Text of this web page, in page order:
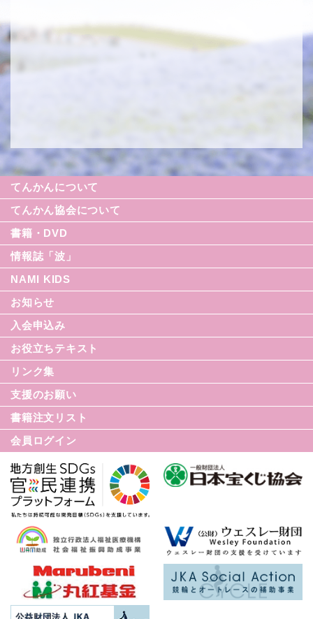
てんかんについて
てんかん協会について
てんかん月間
てんかん基礎講座
世界てんかんの日
書籍・DVD
シリーズ援助の実際
てんかん入門シリーズ
なみセレクション
てんかんのDVD
情報誌「波」
NAMI KIDS
お知らせ
入会申込み
お役立ちテキスト
リンク集
支援のお願い
書籍注文リスト
会員ログイン